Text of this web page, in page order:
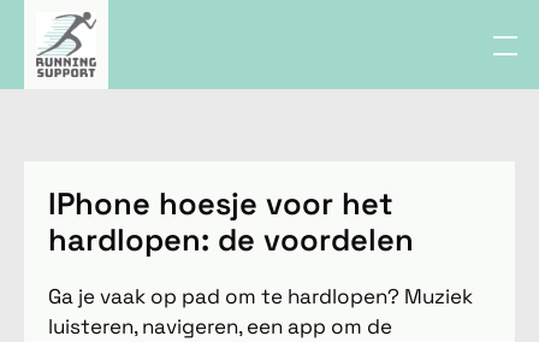
IPhone hoesje voor het
hardlopen: de voordelen
Ga je vaak op pad om te hardlopen? Muziek
luisteren, navigeren, een app om de